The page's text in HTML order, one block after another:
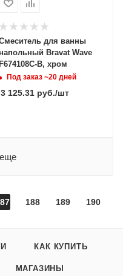
для ванны
напольный Bravat Wave
F674108C-B, хром
Под заказ ~20 дней
3 125.31руб./шт
188 189 190
КАК КУПИТЬ
МАГАЗИНЫ